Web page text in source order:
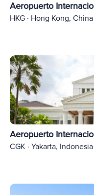
Aeropuerto
HKG · Hong Kong, China
Aeropuerto
CGK · Yakarta, Indonesia